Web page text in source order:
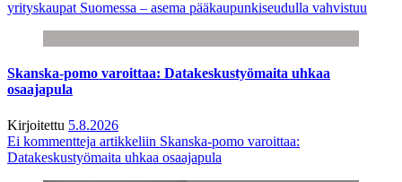
yrityskaupat Suomessa – asema pääkaupunkiseudulla vahvistuu
Skanska-pomo varoittaa: Datakeskustyömaita uhkaa
osaajapula
Kirjoitettu 5.8.2026
Ei kommentteja artikkeliin Skanska-pomo varoittaa:
Datakeskustyömaita uhkaa osaajapula